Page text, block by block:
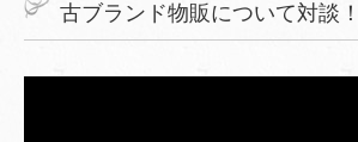
古ブランド物販について対談！